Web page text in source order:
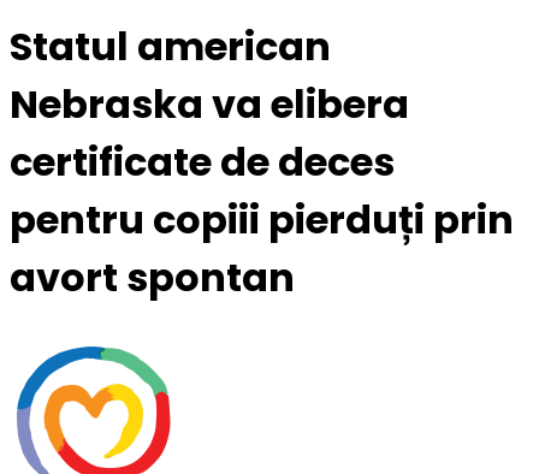
Statul american
Nebraska va elibera
certificate de deces
pentru copiii pierduți prin
avort spontan